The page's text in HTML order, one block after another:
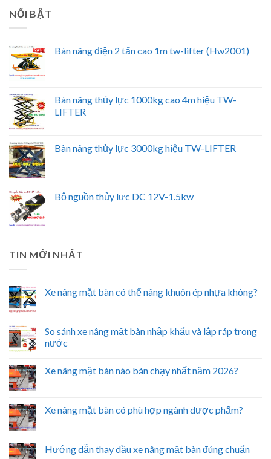
NỔI BẬT
Bàn nâng điện 2 tấn cao 1m tw-lifter (Hw2001)
Bàn nâng thủy lực 1000kg cao 4m hiệu TW-
LIFTER
Bàn nâng thủy lực 3000kg hiệu TW-LIFTER
Bộ nguồn thủy lực DC 12V-1.5kw
TIN MỚI NHẤT
Xe nâng mặt bàn có thể nâng khuôn ép nhựa không?
So sánh xe nâng mặt bàn nhập khẩu và lắp ráp trong
nước
Xe nâng mặt bàn nào bán chạy nhất năm 2026?
Xe nâng mặt bàn có phù hợp ngành dược phẩm?
Hướng dẫn thay dầu xe nâng mặt bàn đúng chuẩn